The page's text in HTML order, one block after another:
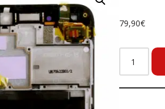
79,90€